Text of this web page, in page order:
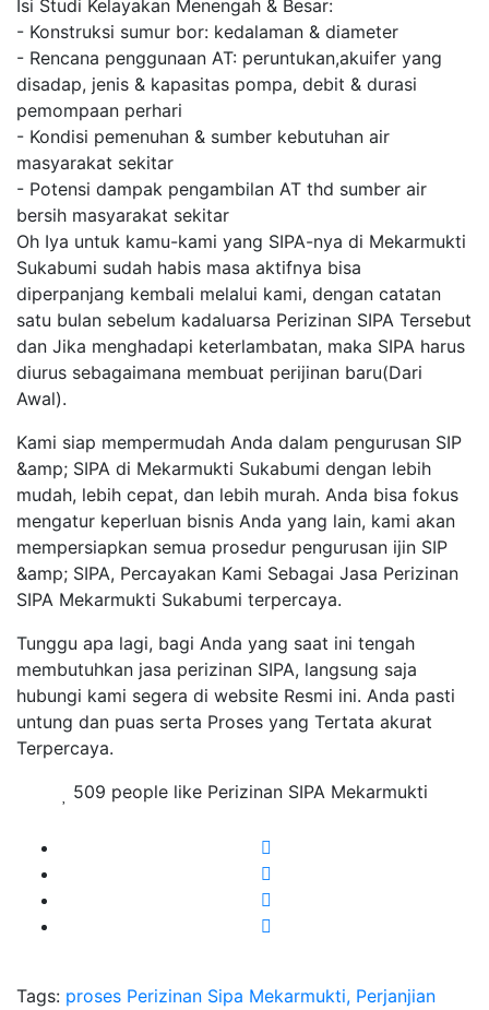
Isi Studi Kelayakan Menengah & Besar:
- Konstruksi sumur bor: kedalaman & diameter
- Rencana penggunaan AT: peruntukan,akuifer yang
disadap, jenis & kapasitas pompa, debit & durasi
pemompaan perhari
- Kondisi pemenuhan & sumber kebutuhan air
masyarakat sekitar
- Potensi dampak pengambilan AT thd sumber air
bersih masyarakat sekitar
Oh Iya untuk kamu-kami yang SIPA-nya di Mekarmukti
Sukabumi sudah habis masa aktifnya bisa
diperpanjang kembali melalui kami, dengan catatan
satu bulan sebelum kadaluarsa Perizinan SIPA Tersebut
dan Jika menghadapi keterlambatan, maka SIPA harus
diurus sebagaimana membuat perijinan baru(Dari
Awal).
Kami siap mempermudah Anda dalam pengurusan SIP
&amp; SIPA di Mekarmukti Sukabumi dengan lebih
mudah, lebih cepat, dan lebih murah. Anda bisa fokus
mengatur keperluan bisnis Anda yang lain, kami akan
mempersiapkan semua prosedur pengurusan ijin SIP
&amp; SIPA, Percayakan Kami Sebagai Jasa Perizinan
SIPA Mekarmukti Sukabumi terpercaya.
Tunggu apa lagi, bagi Anda yang saat ini tengah
membutuhkan jasa perizinan SIPA, langsung saja
hubungi kami segera di website Resmi ini. Anda pasti
untung dan puas serta Proses yang Tertata akurat
Terpercaya.
509 people like Perizinan SIPA Mekarmukti
Tags: proses Perizinan Sipa Mekarmukti, Perjanjian